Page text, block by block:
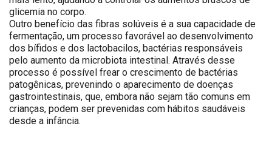
glicemia no corpo.
Outro benefício das fibras solúveis é a sua capacidade de
fermentação, um processo favorável ao desenvolvimento
dos bífidos e dos lactobacilos, bactérias responsáveis
pelo aumento da microbiota intestinal. Através desse
processo é possível frear o crescimento de bactérias
patogênicas, prevenindo o aparecimento de doenças
gastrointestinais, que, embora não sejam tão comuns em
crianças, podem ser prevenidas com hábitos saudáveis
desde a infância.